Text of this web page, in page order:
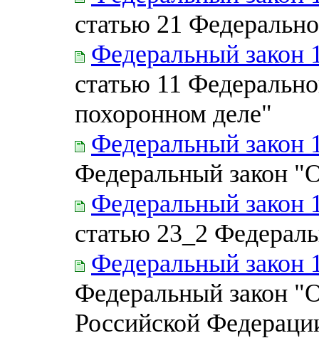
статью 21
Федеральный закон
статью 11
похоронном деле"
Федеральный закон
Федеральный закон
Федеральный закон
статью 23_2
Федеральный закон
Федеральный закон
Российской